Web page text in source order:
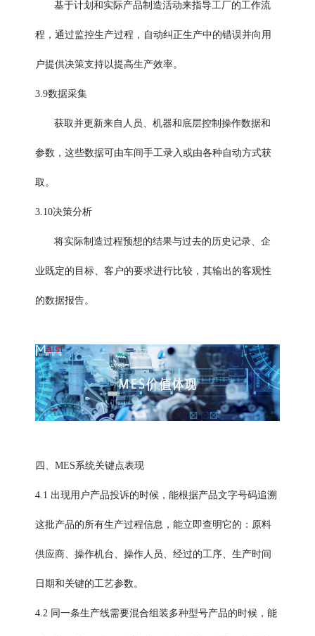
基于计划和实际产品制造活动来指导工厂的工作流
程，通过监控生产过程，自动纠正生产中的错误并向用
户提供决策支持以提高生产效率。
3.9数据采集
获取并更新来自人员、机器和底层控制操作数据和
参数，这些数据可由车间手工录入或由各种自动方式获
取。
3.10决策分析
将实际制造过程预想的结果与过去的历史记录、企
业既定的目标、客户的要求进行比较，其输出的客观性
的数据报告。
四、 MES系统关键点表现
4.1 出现用户产品投诉的时候，能根据产品文字号码追溯
这批产品的所有生产过程信息，能立即查明它的：原料
供应商、操作机台、操作人员、经过的工序、生产时间
日期和关键的工艺参数。
4.2 同一条生产线需要混合组装多种型号产品的时候，能